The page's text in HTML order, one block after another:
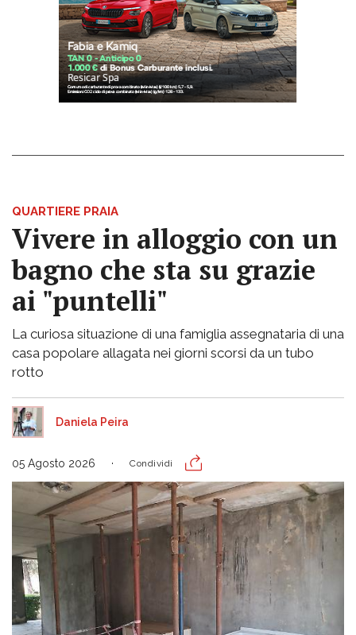
QUARTIERE PRAIA
Vivere in alloggio con un
bagno che sta su grazie
ai "puntelli"
La curiosa situazione di una famiglia assegnataria di una
casa popolare allagata nei giorni scorsi da un tubo
rotto
Daniela Peira
05 Agosto 2026 Condividi